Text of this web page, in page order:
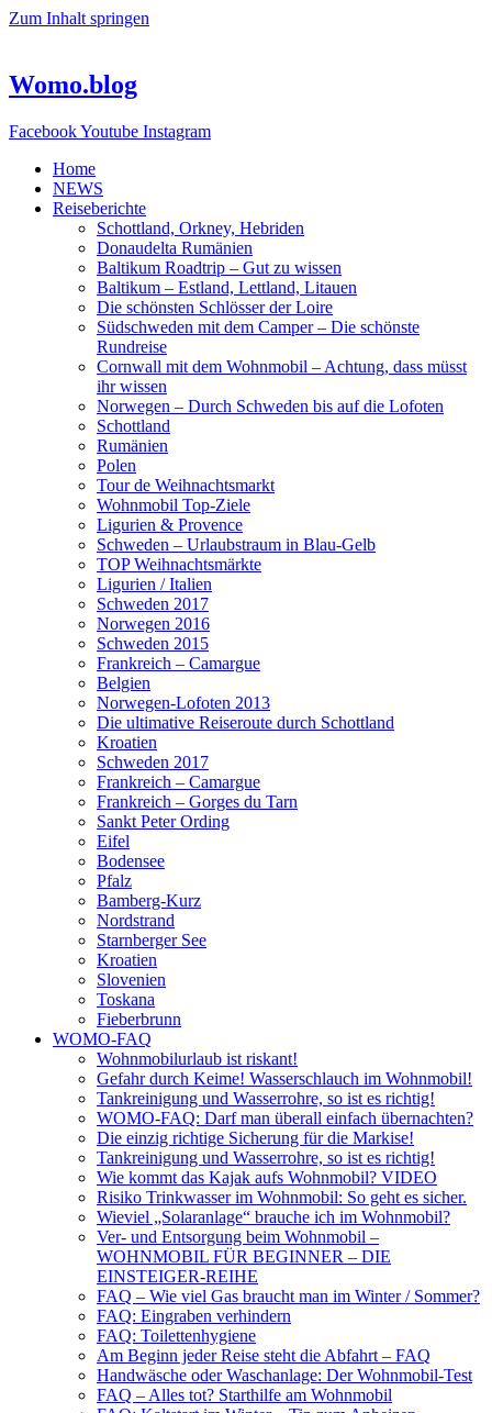
Zum Inhalt springen
Womo.blog
FacebookYoutube Instagram
Home
NEWS
Reiseberichte
Schottland, Orkney, Hebriden
Donaudelta Rumänien
Baltikum Roadtrip – Gut zu wissen
Baltikum – Estland, Lettland, Litauen
Die schönsten Schlösser der Loire
Südschweden mit dem Camper – Die schönste
Rundreise
Cornwall mit dem Wohnmobil – Achtung, dass müsst
ihr wissen
Norwegen – Durch Schweden bis auf die Lofoten
Schottland
Rumänien
Polen
Tour de Weihnachtsmarkt
Wohnmobil Top-Ziele
Ligurien & Provence
Schweden – Urlaubstraum in Blau-Gelb
TOP Weihnachtsmärkte
Ligurien / Italien
Schweden 2017
Norwegen 2016
Schweden 2015
Frankreich – Camargue
Belgien
Norwegen-Lofoten 2013
Die ultimative Reiseroute durch Schottland
Kroatien
Schweden 2017
Frankreich – Camargue
Frankreich – Gorges du Tarn
Sankt Peter Ording
Eifel
Bodensee
Pfalz
Bamberg-Kurz
Nordstrand
Starnberger See
Kroatien
Slovenien
Toskana
Fieberbrunn
WOMO-FAQ
Wohnmobilurlaub ist riskant!
Gefahr durch Keime! Wasserschlauch im Wohnmobil!
Tankreinigung und Wasserrohre, so ist es richtig!
WOMO-FAQ: Darf man überall einfach übernachten?
Die einzig richtige Sicherung für die Markise!
Tankreinigung und Wasserrohre, so ist es richtig!
Wie kommt das Kajak aufs Wohnmobil? VIDEO
Risiko Trinkwasser im Wohnmobil: So geht es sicher.
Wieviel „Solaranlage“ brauche ich im Wohnmobil?
Ver- und Entsorgung beim Wohnmobil –
WOHNMOBIL FÜR BEGINNER – DIE
EINSTEIGER-REIHE
FAQ – Wie viel Gas braucht man im Winter / Sommer?
FAQ: Eingraben verhindern
FAQ: Toilettenhygiene
Am Beginn jeder Reise steht die Abfahrt – FAQ
Handwäsche oder Waschanlage: Der Wohnmobil-Test
FAQ – Alles tot? Starthilfe am Wohnmobil